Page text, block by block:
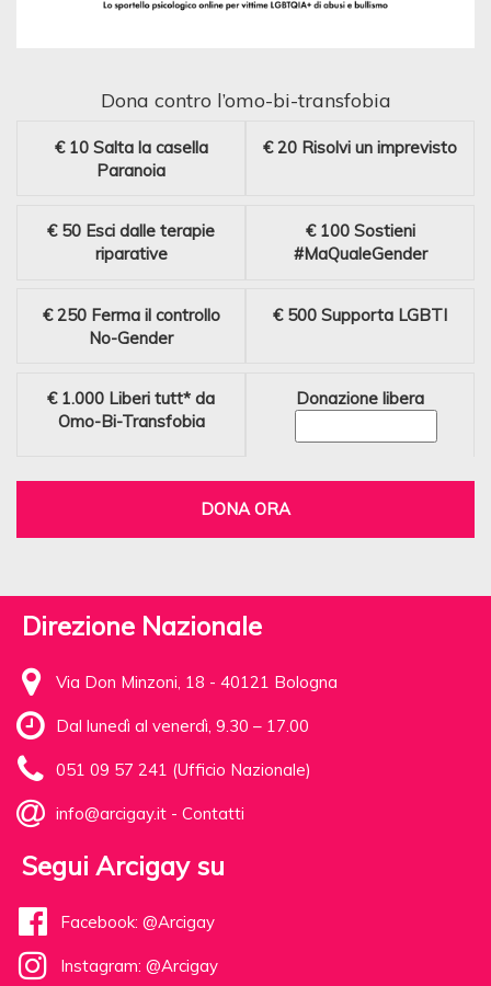
Dona contro l’omo-bi-transfobia
€ 10 Salta la casella
Paranoia
€ 20 Risolvi un imprevisto
€ 50 Esci dalle terapie
riparative
€ 100 Sostieni
#MaQualeGender
€ 250 Ferma il controllo
No-Gender
€ 500 Supporta LGBTI
€ 1.000 Liberi tutt* da
Omo-Bi-Transfobia
Donazione libera
DONA ORA
Direzione Nazionale
Via Don Minzoni, 18 - 40121 Bologna
Dal lunedì al venerdì, 9.30 – 17.00
051 09 57 241 (Ufficio Nazionale)
info@arcigay.it - Contatti
Segui Arcigay su
Facebook: @Arcigay
Instagram: @Arcigay